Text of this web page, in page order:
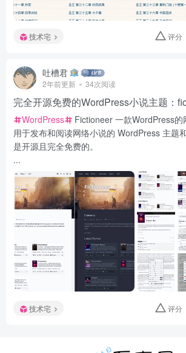
技术宅 评分
吐槽君
2年前更新 34次阅读
完全开源免费的WordPress小说主题：
WordPress
Fictioneer 一款WordPress
用于发布和阅读网络小说的 WordPress 主题
是开源且完全免费的。
...
技术宅 评分